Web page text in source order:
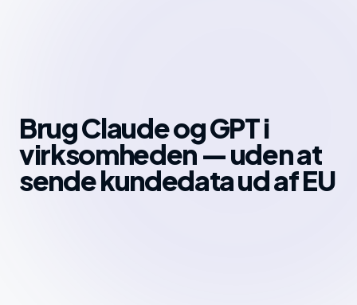
Brug Claude og GPT i
virksomheden — uden at
sende kundedata ud af EU